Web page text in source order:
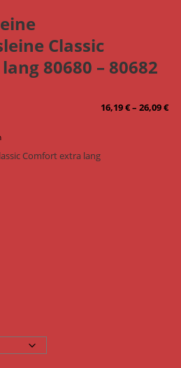
Classic
80680 – 80682
16,19€–26,09€
Comfort extra lang